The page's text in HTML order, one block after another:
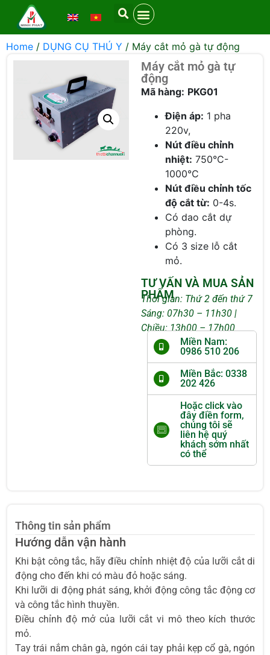
Home / DỤNG CỤ THÚ Y / Máy cắt mỏ gà tự động
Máy cắt mỏ gà tự
động
Mã hàng: PKG01
Điện áp: 1 pha
220v,
Nút điều chỉnh
nhiệt: 750°C-
1000°C
Nút điều chỉnh tốc
độ cắt từ: 0-4s.
Có dao cắt dự
phòng.
Có 3 size lỗ cắt
mỏ.
TƯ VẤN VÀ MUA SẢN
PHẨM
Thời gian: Thứ 2 đến thứ 7
Sáng: 07h30 – 11h30 |
Chiều: 13h00 – 17h00
Miền Nam:
0986 510 206
Miền Bắc: 0338
202 426
Hoặc click vào
đây điền form,
chúng tôi sẽ
liên hệ quý
khách sớm nhất
có thể
Thông tin sản phẩm
Hướng dẫn vận hành
Khi bật công tắc, hãy điều chỉnh nhiệt độ của lưỡi cắt di
động cho đến khi có màu đỏ hoặc sáng.
Khi lưỡi di động phát sáng, khởi động công tắc động cơ
và công tắc hình thuyền.
Điều chỉnh độ mở của lưỡi cắt vi mô theo kích thước
mỏ.
Tay trái nắm chân gà, ngón cái tay phải kẹp cổ gà, ngón